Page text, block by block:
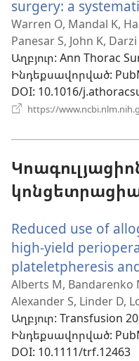
surgery: a
Warren O, Mandal K,
Panesar S, John K,
Աղբյուր‎: Ann Thorac
Ինդեքսավորված‎:
DOI‎: 10.1016/
https://
Reduced use of
high-yield
plateletpheresis
Alberts M, Bandarenko
Alexander S, Linder D,
Աղբյուր‎: Transfusion
Ինդեքսավորված‎:
DOI‎: 10.1111/trf.12463